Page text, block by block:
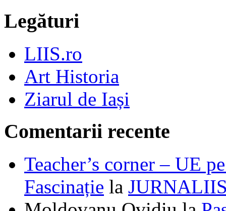
Legături
LIIS.ro
Art Historia
Ziarul de Iași
Comentarii recente
Teacher’s corner – UE
Fascinație la